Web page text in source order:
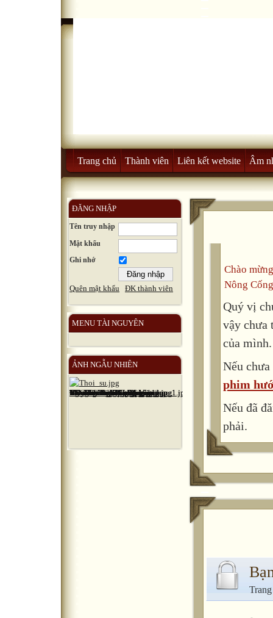
Trang chủ Thành viên Liên kết website Âm
ĐĂNG NHẬP
Tên truy nhập
Mật khẩu
Ghi nhớ
Quên mật khẩu ĐK thành viên
MENU TÀI NGUYÊN
ẢNH NGẪU NHIÊN
Chào
Nông
Quý vị
vậy chưa
của mình.
Nếu
phim
Nếu đã
phải.